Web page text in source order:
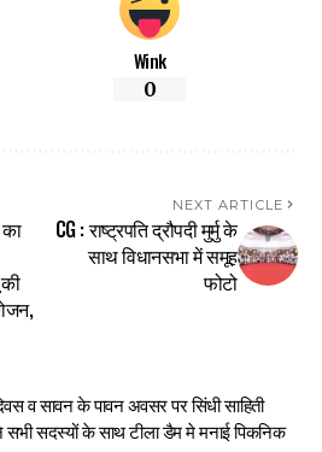
Wink
0
NEXT ARTICLE
CG : राष्ट्रपति द्रौपदी मुर्मु के
साथ विधानसभा में समूह
फोटो
व सावन के पावन अवसर पर सिंधी साहिती
सभी सदस्यों के साथ टीला डैम मे मनाई पिकनिक